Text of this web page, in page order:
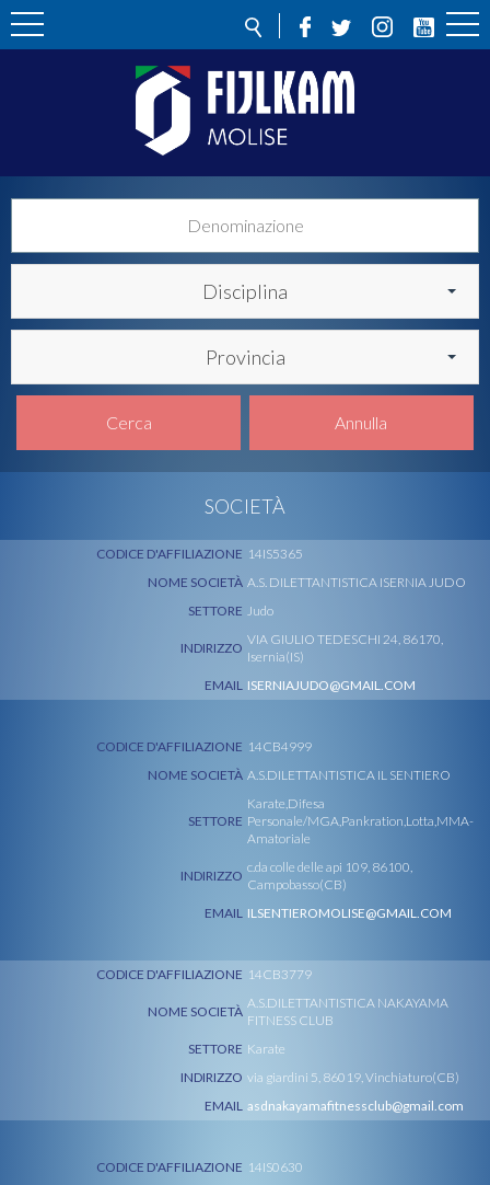
Disciplina
Provincia
Cerca Annulla
SOCIETÀ
CODICE D'AFFILIAZIONE 14IS5365
NOME SOCIETÀ A.S. DILETTANTISTICA ISERNIA JUDO
SETTORE Judo
INDIRIZZO
VIA GIULIO TEDESCHI 24, 86170,
Isernia(IS)
EMAIL ISERNIAJUDO@GMAIL.COM
CODICE D'AFFILIAZIONE 14CB4999
NOME SOCIETÀ A.S.DILETTANTISTICA IL SENTIERO
SETTORE
Karate,Difesa
Personale/MGA,Pankration,Lotta,MMA-
Amatoriale
INDIRIZZO
c.da colle delle api 109, 86100,
Campobasso(CB)
EMAIL ILSENTIEROMOLISE@GMAIL.COM
CODICE D'AFFILIAZIONE 14CB3779
NOME SOCIETÀ
A.S.DILETTANTISTICA NAKAYAMA
FITNESS CLUB
SETTORE Karate
INDIRIZZO via giardini 5, 86019, Vinchiaturo(CB)
EMAIL asdnakayamafitnessclub@gmail.com
CODICE D'AFFILIAZIONE 14IS0630